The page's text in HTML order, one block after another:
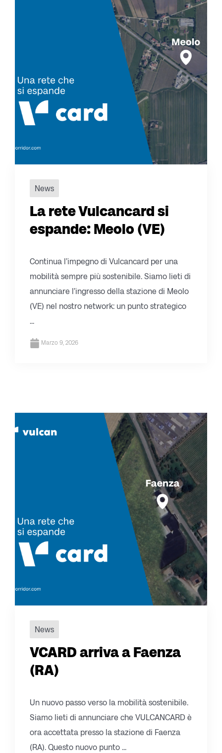
News
La rete Vulcancard si
espande: Meolo (VE)
Continua l’impegno di Vulcancard per una
mobilità sempre più sostenibile. Siamo lieti di
annunciare l’ingresso della stazione di Meolo
(VE) nel nostro network: un punto strategico
...
Marzo 9, 2026
News
VCARD arriva a Faenza
(RA)
Un nuovo passo verso la mobilità sostenibile.
Siamo lieti di annunciare che VULCANCARD è
ora accettata presso la stazione di Faenza
(RA). Questo nuovo punto ...